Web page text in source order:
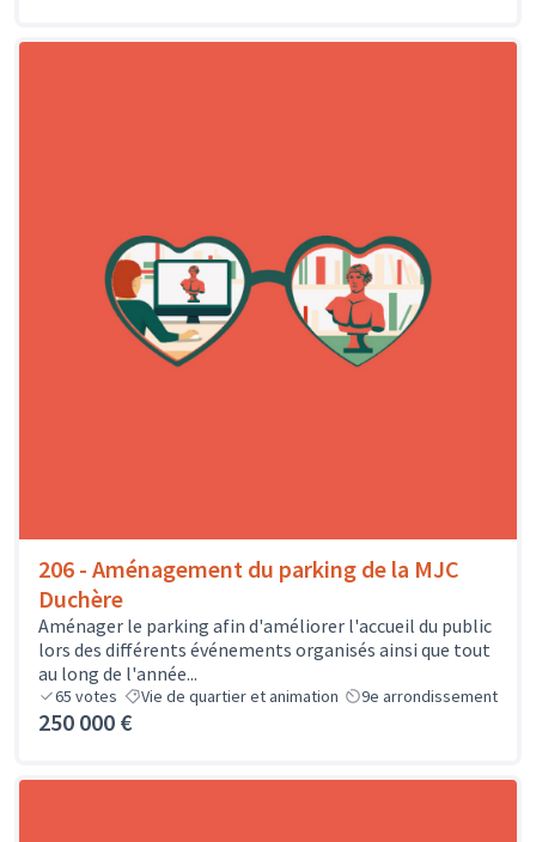
206 - Aménagement du parking de la MJC
Duchère
Aménager le parking afin d'améliorer l'accueil du public
lors des différents événements organisés ainsi que tout
au long de l'année...
65 votes Vie de quartier et animation 9e arrondissement
250 000 €